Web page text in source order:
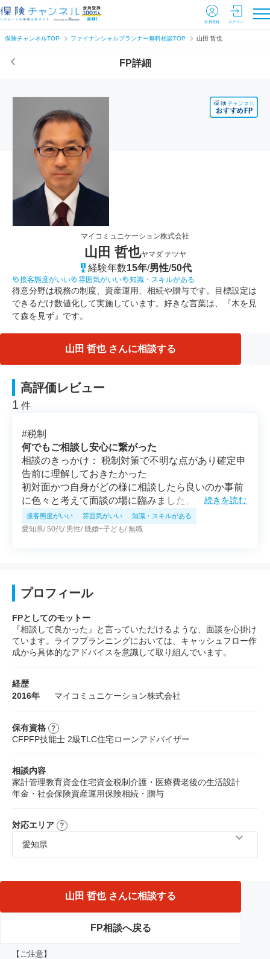
会員登録 ログイン
保険チャンネルTOP ファイナンシャルプランナー無料相談TOP 山田 哲也
FP詳細
マイコミュニケーション株式会社
山田 哲也ヤマダ テツヤ
経験年数15年/男性/50代
接客態度がいい 雰囲気がいい 知識・スキルがある
得意分野は税務の制度、資産運用、相続や贈与です。目標設定は
できるだけ数値化して実施しています。好きな言葉は、『木を見
て森を見ず』です。
山田 哲也 さんに相談する
高評価レビュー
1 件
#税制
何でもご相談し安心に繋がった
相談のきっかけ： 税制対策で不明な点があり確定申
告前に理解しておきたかった
初対面かつ自身がどの様に相談したら良いのか事前
に色々と考えて面談の場に臨みました。非常に分か
りやすくお話しいただけたお陰で、関連する保険等
のご案内含め勉強になる事柄を数多く教えていただ
続きを読む
接客態度がいい 雰囲気がいい 知識・スキルがある
愛知県 50代 男性 既婚+子ども 無職
プロフィール
FPとしてのモットー
『相談して良かった』と言っていただけるような、面談を心掛け
ています。ライフプランニングにおいては、キャッシュフロー作
成から具体的なアドバイスを意識して取り組んでいます。
経歴
2016年
マイコミュニケーション株式会社
保有資格
CFPFP技能士 2級TLC住宅ローンアドバイザー
相談内容
家計管理教育資金住宅資金税制介護・医療費老後の生活設計
年金・社会保険資産運用保険相続・贈与
対応エリア
愛知県
南市、安城市、半田市、大府市、知多市、知立市、豊明
市、みよし市、愛知郡、豊田市、西尾市、蒲郡市、春日井
山田 哲也 さんに相談する
FP相談へ戻る
【ご注意】